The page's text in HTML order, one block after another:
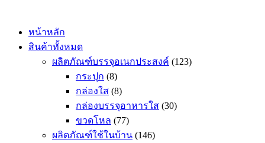
contentหน้าหลัก
สินค้าทั้งหมด
ผลิตภัณฑ์บรรจุอเนกประสงค์ (123)
กระปุก (8)
กล่องใส (8)
กล่องบรรจุอาหารใส (30)
ขวดโหล (77)
ผลิตภัณฑ์ใช้ในบ้าน (146)